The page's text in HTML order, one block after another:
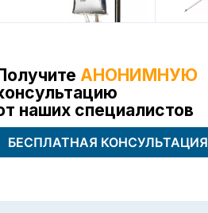
АНОНИМНУЮ
наших специалистов
БЕСПЛАТНАЯ КОНСУЛЬТАЦИЯ